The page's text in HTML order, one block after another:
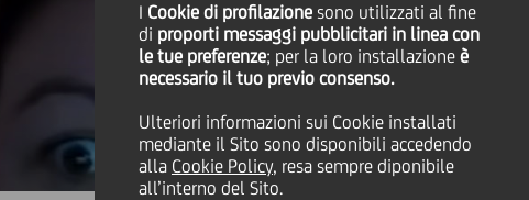
I Cookie di profilazione sono utilizzati al fine
di proporti messaggi pubblicitari in linea con
le tue preferenze; per la loro installazione è
necessario il tuo previo consenso.
Ulteriori informazioni sui Cookie installati
mediante il Sito sono disponibili accedendo
alla Cookie Policy, resa sempre diponibile
all’interno del Sito.